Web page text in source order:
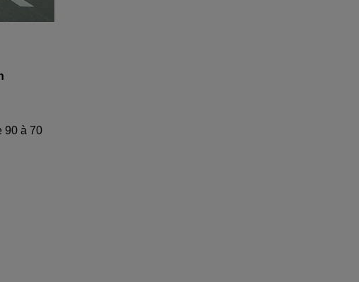
90 à 70